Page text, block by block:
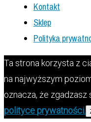
Kontakt
Sklep
Polityka
Ta strona korzysta z
na najwyższym
oznacza, że zgadzasz
polityce prywatności.